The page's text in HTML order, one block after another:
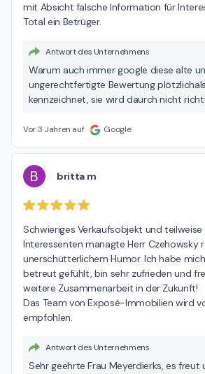
mit Absicht falsche Information für
Total ein Betrüger.
Antwort des Unternehmens
Warum auch immer google diese alte
ungerechtfertigte Bewertung
kennzeichnet, sie wird daurch nicht
ärgerlich! Da Sie kein Kunde von uns
schreibt, wir kennen Sie gar nicht.
Vor 3 Jahren auf Google
B britta m
Schwieriges Verkaufsobjekt und teilweise
Interessenten managte Herr Czehowsky
unerschütterlichem Humor. Ich habe
betreut gefühlt, bin sehr zufrieden und
weitere Zusammenarbeit in der Zukunft!
Das Team von Exposé-Immobilien wird
empfohlen.
Antwort des Unternehmens
Sehr geehrte Frau Meyerdierks, es freut